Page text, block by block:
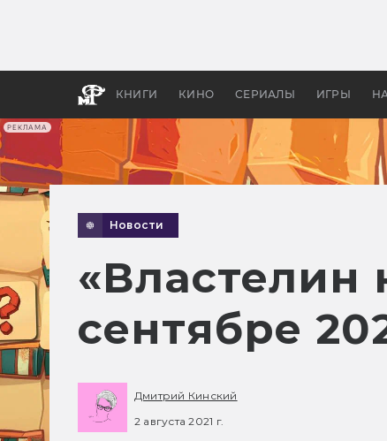
РЕКЛАМА
КНИГИ КИНО СЕРИАЛЫ ИГРЫ
Новости
«Властелин
сентябре
Дмитрий Кинский
2 августа 2021 г.